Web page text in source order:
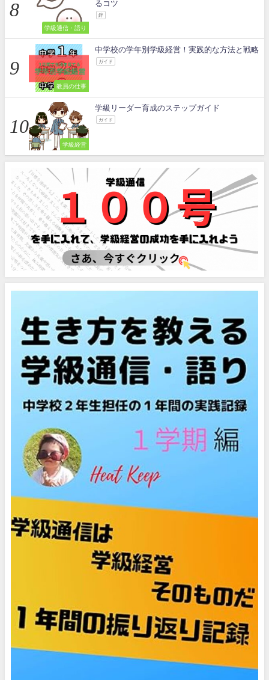
学級通信・語り
るコツ
絆
教員の仕事
中学校の学年別学級経営！実践的な方法と戦略
ガイド
学級経営
学級リーダー育成のステップガイド
ガイド